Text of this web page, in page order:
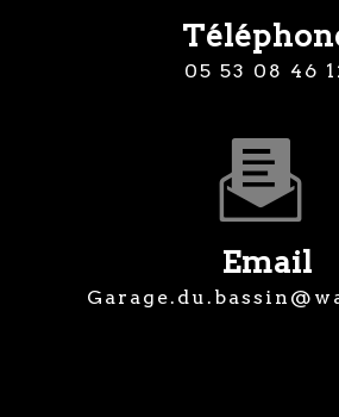
05 53 08 46
Email